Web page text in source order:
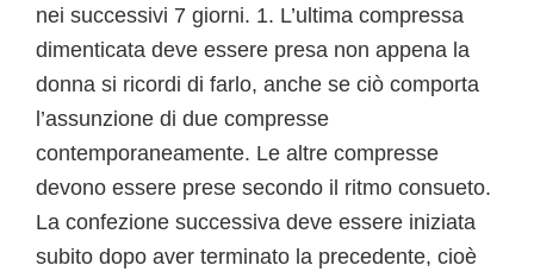
nei successivi 7 giorni. 1. L’ultima compressa
dimenticata deve essere presa non appena la
donna si ricordi di farlo, anche se ciò comporta
l’assunzione di due compresse
contemporaneamente. Le altre compresse
devono essere prese secondo il ritmo consueto.
La confezione successiva deve essere iniziata
subito dopo aver terminato la precedente, cioè